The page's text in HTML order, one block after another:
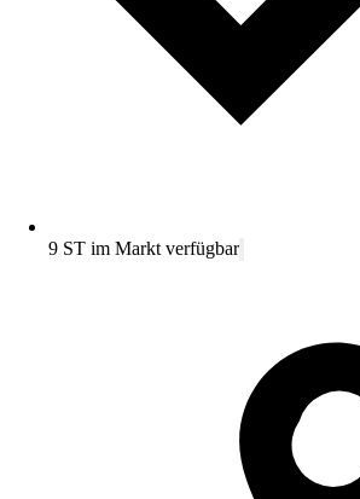
9 ST im Markt verfügbar